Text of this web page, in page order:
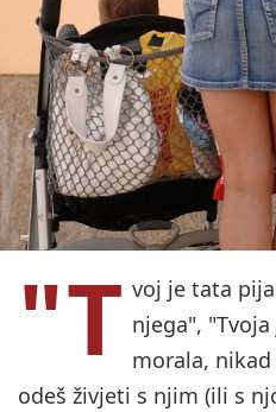
"T voj je tata
njega",
morala,
odeš živjeti s njim (ili s